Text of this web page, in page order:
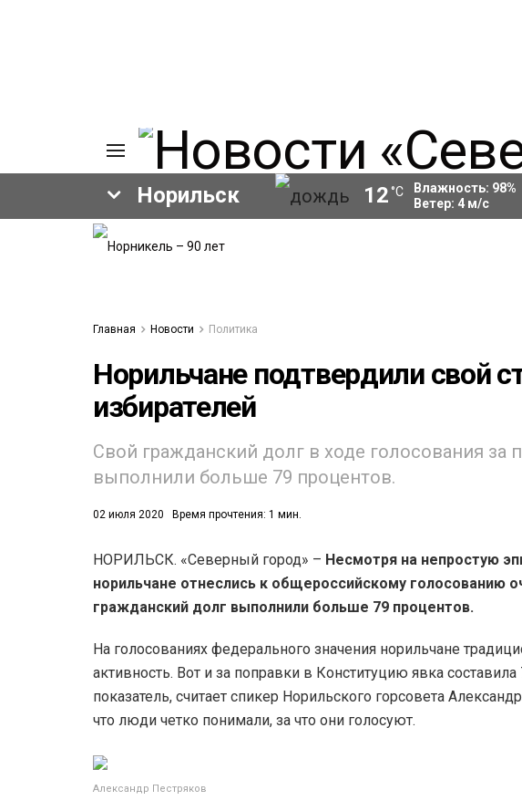
Норильск 12 °C Влажность: 98%
Ветер: 4м/с
Главная Новости Политика
Норильчане подтвердили свой
избирателей
Свой гражданский долг в ходе голосования за
выполнили больше 79 процентов.
02 июля 2020 Время прочтения: 1 мин.
НОРИЛЬСК. «Северный город» – Несмотря на непростую
норильчане отнеслись к общероссийскому голосованию
гражданский долг выполнили больше 79 процентов.
На голосованиях федерального значения норильчане
активность. Вот и за поправки в Конституцию явка
показатель, считает спикер Норильского горсовета
что люди четко понимали, за что они голосуют.
Александр Пестряков